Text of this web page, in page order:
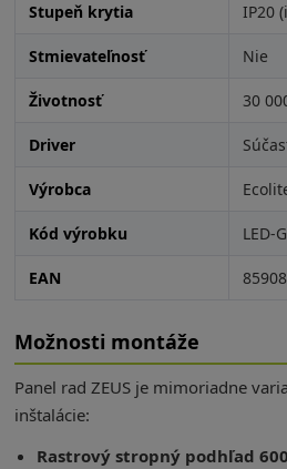
Stupeň krytia IP20
Stmievateľnosť Nie
Životnosť 30
Driver
Výrobca
Kód výrobku LED-
EAN
Možnosti montáže
Panel rad ZEUS je mimoriadne
inštalácie:
Rastrový stropný podhľad